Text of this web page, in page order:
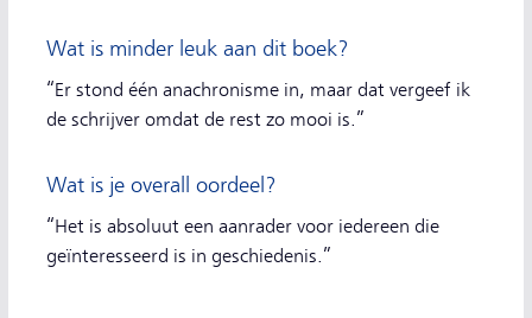
Wat is minder leuk aan dit boek?
“Er stond één anachronisme in, maar dat vergeef ik
de schrijver omdat de rest zo mooi is.”
Wat is je overall oordeel?
“Het is absoluut een aanrader voor iedereen die
geïnteresseerd is in geschiedenis.”